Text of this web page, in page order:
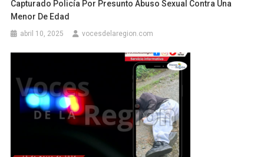
Capturado Policía Por Presunto Abuso Sexual Contra Una
Menor De Edad
abril 10, 2025 vocesdelaregion.com